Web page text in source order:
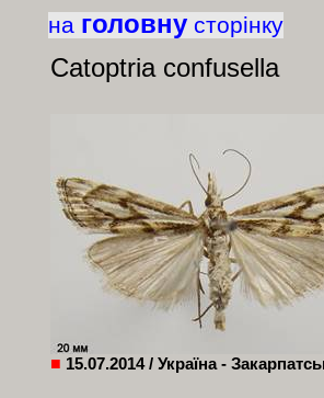
на головну сторінку
Catoptria confusella
■ 15.07.2014 / Україна -